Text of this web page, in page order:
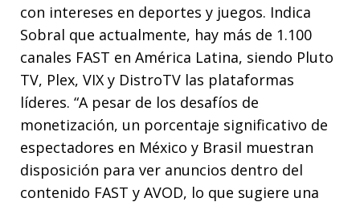
con intereses en deportes y juegos. Indica
Sobral que actualmente, hay más de 1.100
canales FAST en América Latina, siendo Pluto
TV, Plex, VIX y DistroTV las plataformas
líderes. “A pesar de los desafíos de
monetización, un porcentaje significativo de
espectadores en México y Brasil muestran
disposición para ver anuncios dentro del
contenido FAST y AVOD, lo que sugiere una